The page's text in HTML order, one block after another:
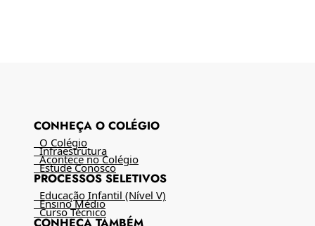
CONHEÇA O COLÉGIO
O Colégio
Infraestrutura
Acontece no Colégio
Estude Conosco
PROCESSOS SELETIVOS
Educação Infantil (Nível V)
Ensino Médio
Curso Técnico